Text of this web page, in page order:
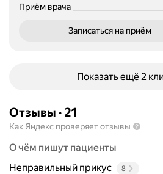
Приём врача
Записаться на приём
Показать ещё 2
Отзывы · 21
Как Яндекс проверяет отзывы
О чём пишут пациенты
Неправильный прикус
8